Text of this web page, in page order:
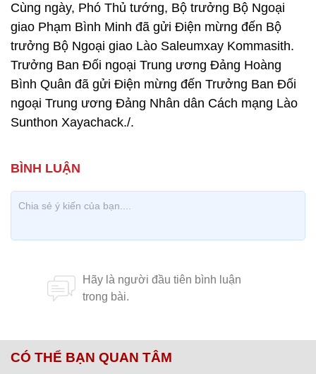
Cùng ngày, Phó Thủ tướng, Bộ trưởng Bộ Ngoại
giao Phạm Bình Minh đã gửi Điện mừng đến Bộ
trưởng Bộ Ngoại giao Lào Saleumxay Kommasith.
Trưởng Ban Đối ngoại Trung ương Đảng Hoàng
Bình Quân đã gửi Điện mừng đến Trưởng Ban Đối
ngoại Trung ương Đảng Nhân dân Cách mạng Lào
Sunthon Xayachack./.
CÓ THỂ BẠN QUAN TÂM